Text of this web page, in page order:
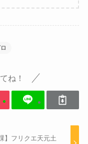
ね！
課】フリクエ天元土